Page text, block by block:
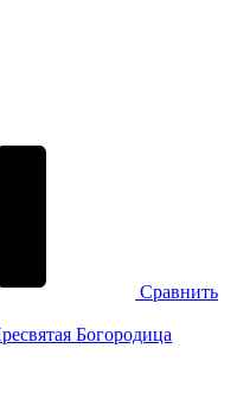
Сравнить
Богородица